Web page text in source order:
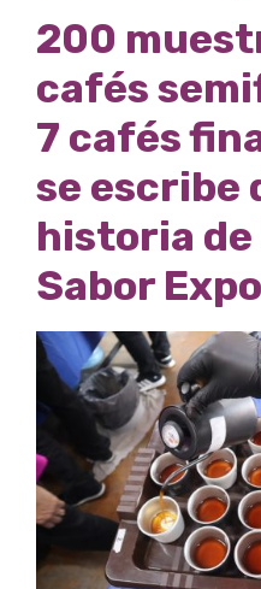
200
cafés
7 cafés
se escribe
historia de
Sabor